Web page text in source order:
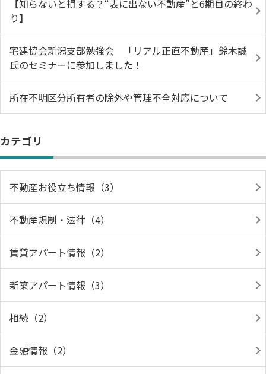
【知らないと損する？“表に出ない不動産”と6期目の終わ
り】
宅建協会新潟支部勉強会 「リアル正直不動産」鈴木誠
氏のセミナーに参加しました！
所在不明区分所有者の除外や管理不全対応について
カテゴリ
不動産お役立ち情報（3）
不動産規制・法律（4）
賃貸アパート情報（2）
新築アパート情報（3）
相続（2）
金融情報（2）